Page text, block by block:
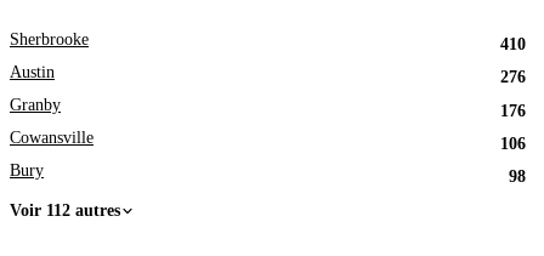
Sherbrooke
410
Austin
276
Granby
176
Cowansville
106
Bury
98
Voir 112 autres